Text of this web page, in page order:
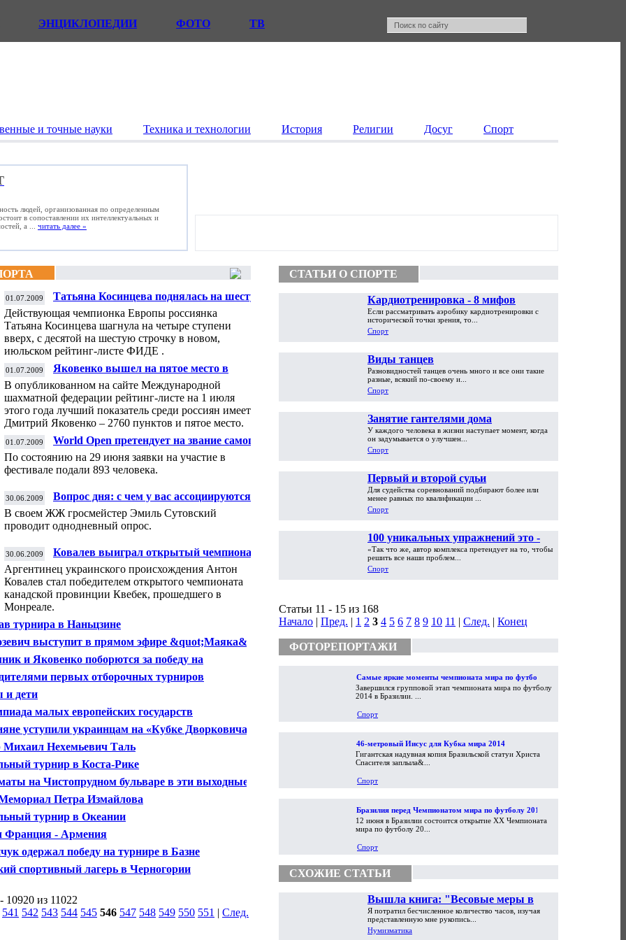
ЭНЦИКЛОПЕДИИ ФОТО ТВ
и точные науки Техника и технологии История Религии Досуг Спорт
людей, организованная по определенным
в сопоставлении их интеллектуальных и
а ... читать далее »
01.07.2009
Татьяна Косинцева поднялась на шестую
строчку в мировом рейтинге
Действующая чемпионка Европы россиянка
Татьяна Косинцева шагнула на четыре ступени
вверх, с десятой на шестую строчку в новом,
июльском рейтинг-листе ФИДЕ .
01.07.2009
Яковенко вышел на пятое место в
мировом рейтинге
В опубликованном на сайте Международной
шахматной федерации рейтинг-листе на 1 июля
этого года лучший показатель среди россиян имеет
Дмитрий Яковенко – 2760 пунктов и пятое место.
01.07.2009
World Open претендует на звание самого
массового турнира в мире
По состоянию на 29 июня заявки на участие в
фестивале подали 893 человека.
30.06.2009
Вопрос дня: с чем у вас ассоциируются
шахматы?
В своем ЖЖ гросмейстер Эмиль Сутовский
проводит однодневный опрос.
30.06.2009
Ковалев выиграл открытый чемпионат
Аргентинец украинского происхождения Антон
Ковалев стал победителем открытого чемпионата
канадской провинции Квебек, прошедшего в
Монреале.
турнира в Наньцзине
выступит в прямом эфире &quot;Маяка&quot;
и Яковенко поборются за победу на
в Дортмунде
первых отборочных турниров
бульвар» стали Сечин и Ротен
и дети
малых европейских государств
уступили украинцам на «Кубке Дворковича»
Михаил Нехемьевич Таль
турнир в Коста-Рике
на Чистопрудном бульваре в эти выходные
Петра Измайлова
турнир в Океании
Франция - Армения
одержал победу на турнире в Базне
спортивный лагерь в Черногории
10920 из 11022
541 542 543 544 545 546 547 548 549 550 551 | След.
СТАТЬИ О СПОРТЕ
Кардиотренировка - 8 мифов
Если рассматривать аэробику кардиотренировки с
исторической точки зрения, то...
Спорт
Виды танцев
Разновидностей танцев очень много и все они такие
разные, всякий по-своему и...
Спорт
Занятие гантелями дома
У каждого человека в жизни наступает момент, когда
он задумывается о улучшен...
Спорт
Первый и второй судьи
Для судейства соревнований подбирают более или
менее равных по квалификации ...
Спорт
100 уникальных упражнений это -
полное, всестороннее и
максимальное развитие всех без
исключения групп мышц
«Так что же, автор комплекса претендует на то, чтобы
решить все наши проблем...
Спорт
Статьи 11 - 15 из 168
Начало | Пред. | 1 2 3 4 5 6 7 8 9 10 11 | След. | Конец
ФОТОРЕПОРТАЖИ
Самые яркие моменты чемпионата мира по футболу
2014
Завершился групповой этап чемпионата мира по футболу
2014 в Бразилии. ...
Спорт
46-метровый Иисус для Кубка мира 2014
Гигантская надувная копия Бразильской статуи Христа
Спасителя заплыла&...
Спорт
Бразилия перед Чемпионатом мира по футболу 2014
12 июня в Бразилии состоится открытие XX Чемпионата
мира по футболу 20...
Спорт
СХОЖИЕ СТАТЬИ
Вышла книга: "Весовые меры в
торговой практике Античности и
Средневековья"
Я потратил бесчисленное количество часов, изучая
представленную мне рукопись...
Нумизматика